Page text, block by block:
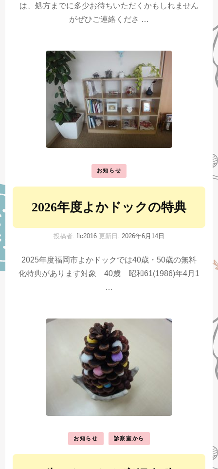
は、処方までに多少お待ちいただくかもしれません
がぜひご連絡くださ …
お知らせ
2026年度よかドックの特典
投稿者: flc2016 更新日: 2026年6月14日
2025年度福岡市よかドックでは40歳・50歳の無料
化特典があります対象 40歳 昭和61(1986)年4月1
…
お知らせ 診察室から